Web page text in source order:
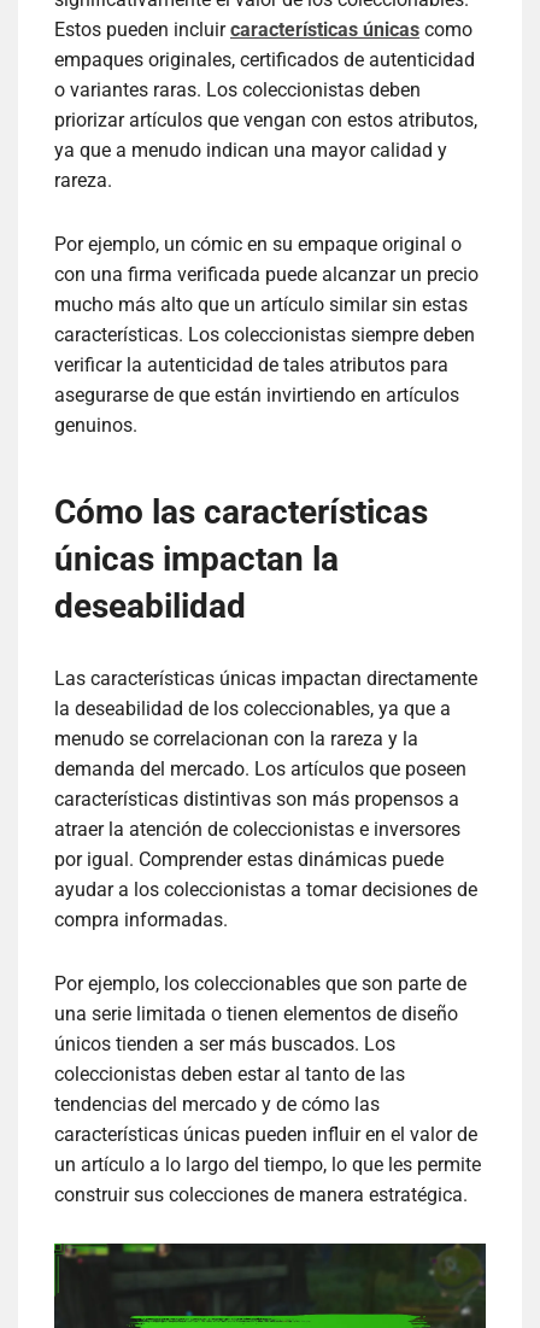
Estos pueden incluircaracterísticas únicas como
empaques originales, certificados de autenticidad
o variantes raras. Los coleccionistas deben
priorizar artículos que vengan con estos atributos,
ya que a menudo indican una mayor calidad y
rareza.
Por ejemplo, un cómic en su empaque original o
con una firma verificada puede alcanzar un precio
mucho más alto que un artículo similar sin estas
características. Los coleccionistas siempre deben
verificar la autenticidad de tales atributos para
asegurarse de que están invirtiendo en artículos
genuinos.
Cómo las características
únicas impactan la
deseabilidad
Las características únicas impactan directamente
la deseabilidad de los coleccionables, ya que a
menudo se correlacionan con la rareza y la
demanda del mercado. Los artículos que poseen
características distintivas son más propensos a
atraer la atención de coleccionistas e inversores
por igual. Comprender estas dinámicas puede
ayudar a los coleccionistas a tomar decisiones de
compra informadas.
Por ejemplo, los coleccionables que son parte de
una serie limitada o tienen elementos de diseño
únicos tienden a ser más buscados. Los
coleccionistas deben estar al tanto de las
tendencias del mercado y de cómo las
características únicas pueden influir en el valor de
un artículo a lo largo del tiempo, lo que les permite
construir sus colecciones de manera estratégica.